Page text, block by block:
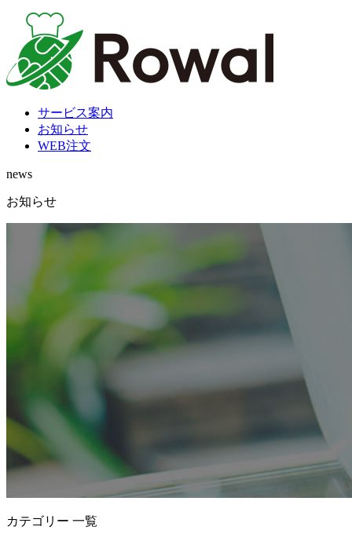
サービス案内
お知らせ
WEB注文
news
お知らせ
カテゴリー 一覧